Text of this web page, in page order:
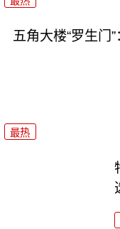
五角大楼“罗生门
最热